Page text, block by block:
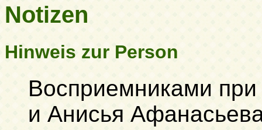
Notizen
Hinweis zur Person
Восприемниками
и Анисья